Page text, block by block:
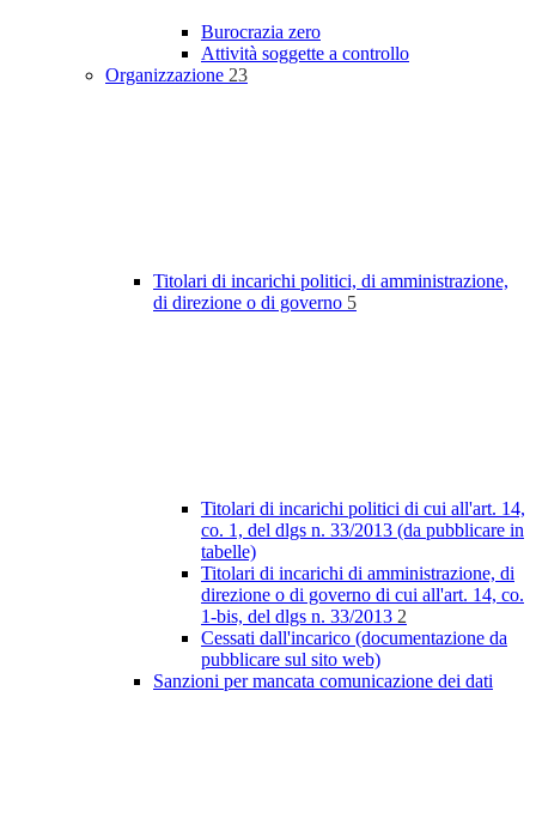
Burocrazia zero
Attività soggette a controllo
Organizzazione 23
Titolari di incarichi politici, di amministrazione,
di direzione o di governo 5
Titolari di incarichi politici di cui all'art. 14,
co. 1, del dlgs n. 33/2013 (da pubblicare in
tabelle)
Titolari di incarichi di amministrazione, di
direzione o di governo di cui all'art. 14, co.
1-bis, del dlgs n. 33/2013 2
Cessati dall'incarico (documentazione da
pubblicare sul sito web)
Sanzioni per mancata comunicazione dei dati